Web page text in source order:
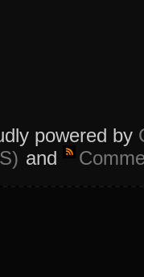
powered by
and